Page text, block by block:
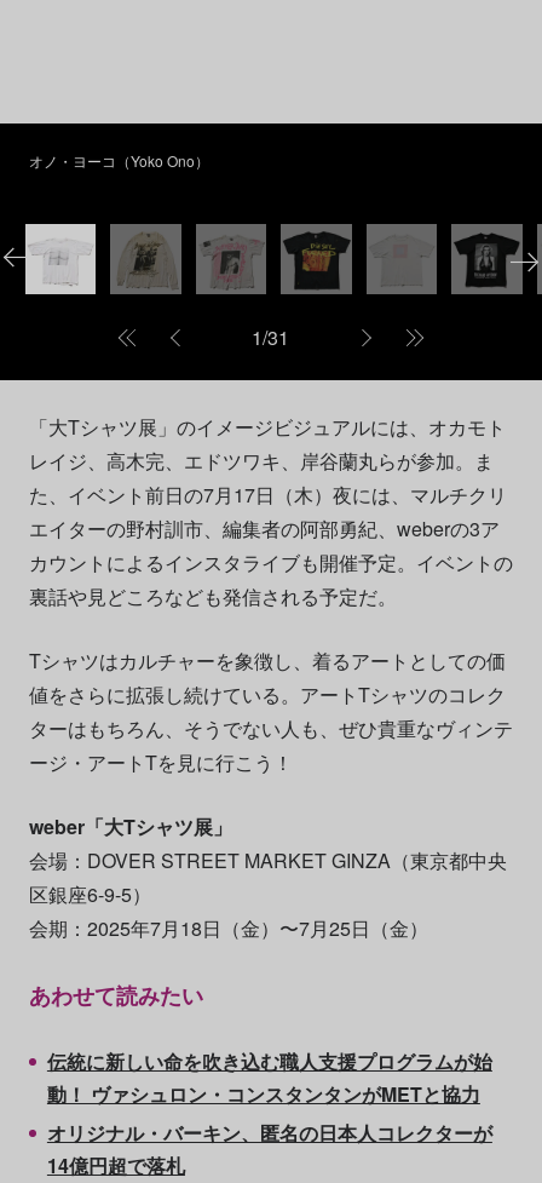
オノ・ヨーコ（Yoko Ono）
1/31
「大Tシャツ展」のイメージビジュアルには、オカモト
レイジ、高木完、エドツワキ、岸谷蘭丸らが参加。ま
た、イベント前日の7月17日（木）夜には、マルチクリ
エイターの野村訓市、編集者の阿部勇紀、weberの3ア
カウントによるインスタライブも開催予定。イベントの
裏話や見どころなども発信される予定だ。
Tシャツはカルチャーを象徴し、着るアートとしての価
値をさらに拡張し続けている。アートTシャツのコレク
ターはもちろん、そうでない人も、ぜひ貴重なヴィンテ
ージ・アートTを見に行こう！
weber「大Tシャツ展」
会場：DOVER STREET MARKET GINZA（東京都中央
区銀座6-9-5）
会期：2025年7月18日（金）〜7月25日（金）
あわせて読みたい
伝統に新しい命を吹き込む職人支援プログラムが始
動！ ヴァシュロン・コンスタンタンがMETと協力
オリジナル・バーキン、匿名の日本人コレクターが
14億円超で落札